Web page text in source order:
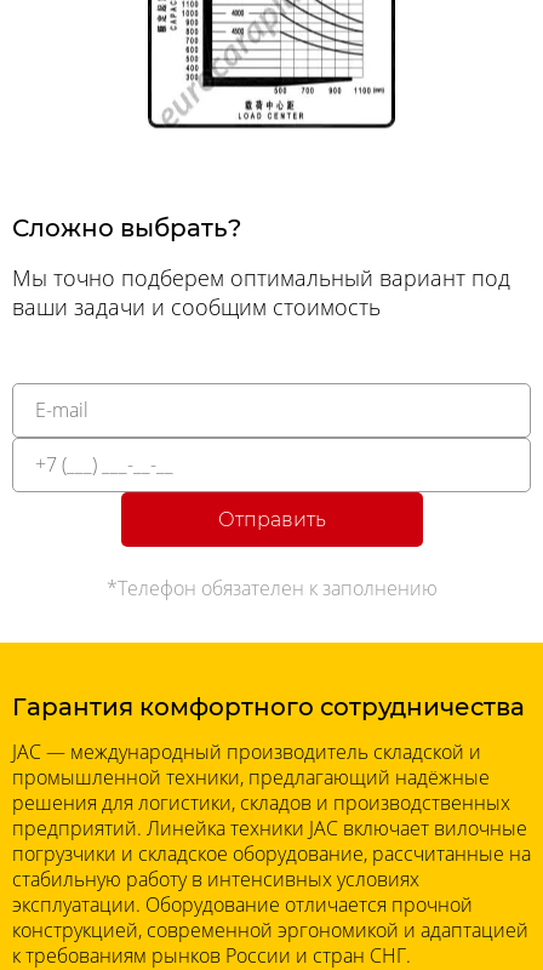
Сложно выбрать?
Мы точно подберем оптимальный вариант под
ваши задачи и сообщим стоимость
Отправить
*Телефон обязателен к заполнению
Гарантия комфортного сотрудничества
JAC — международный производитель складской и
промышленной техники, предлагающий надёжные
решения для логистики, складов и производственных
предприятий. Линейка техники JAC включает вилочные
погрузчики и складское оборудование, рассчитанные на
стабильную работу в интенсивных условиях
эксплуатации. Оборудование отличается прочной
конструкцией, современной эргономикой и адаптацией
к требованиям рынков России и стран СНГ.